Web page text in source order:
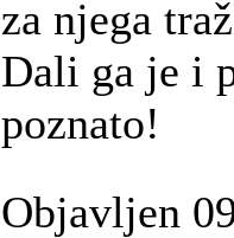
za njega
Dali ga je i
poznato!
Objavljen